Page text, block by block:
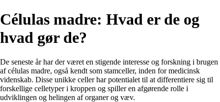
Células madre: Hvad er de og
hvad gør de?
De seneste år har der været en stigende interesse og forskning i brugen
af ​​células madre, også kendt som stamceller, inden for medicinsk
videnskab. Disse unikke celler har potentialet til at differentiere sig til
forskellige celletyper i kroppen og spiller en afgørende rolle i
udviklingen og helingen af ​​organer og væv.